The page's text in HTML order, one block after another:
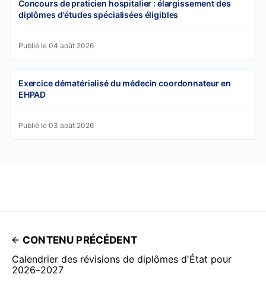
Concours de praticien hospitalier : élargissement des
diplômes d'études spécialisées éligibles
Publié le 04 août 2026
Exercice dématérialisé du médecin coordonnateur en
EHPAD
Publié le 03 août 2026
CONTENU PRÉCÉDENT
Calendrier des révisions de diplômes d'État pour
2026–2027